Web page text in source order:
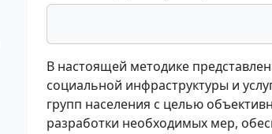
В настоящей методике
социальной инфраструктуры и
групп населения с целью
разработки необходимых мер,